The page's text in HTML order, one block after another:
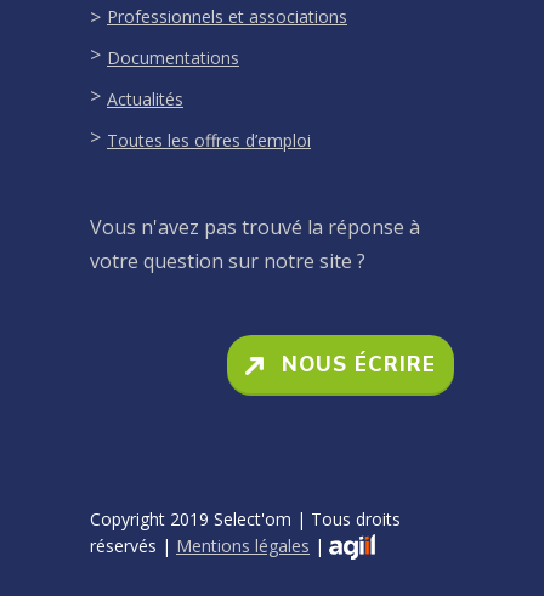
Professionnels et associations
Documentations
Actualités
Toutes les offres d’emploi
Vous n'avez pas trouvé la réponse à
votre question sur notre site ?
NOUS ÉCRIRE
Copyright 2019 Select'om | Tous droits
réservés | Mentions légales |